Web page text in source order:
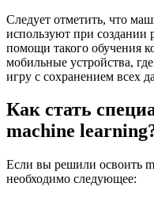
Следует отметить, что
используют при
помощи такого обучения
мобильные устройства,
игру с сохранением всех
Как стать
machine
Если вы решили освоить
необходимо следующее: